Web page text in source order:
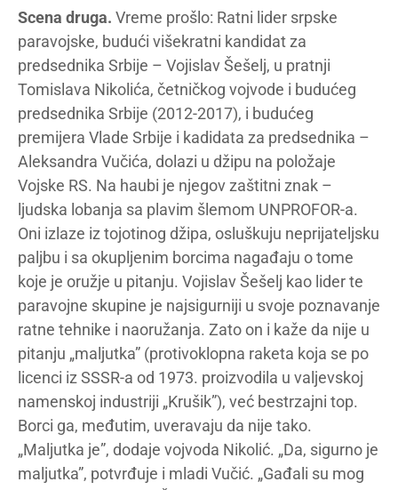
Scena druga. Vreme prošlo: Ratni lider srpske
paravojske, budući višekratni kandidat za
predsednika Srbije – Vojislav Šešelj, u pratnji
Tomislava Nikolića, četničkog vojvode i budućeg
predsednika Srbije (2012-2017), i budućeg
premijera Vlade Srbije i kadidata za predsednika –
Aleksandra Vučića, dolazi u džipu na položaje
Vojske RS. Na haubi je njegov zaštitni znak –
ljudska lobanja sa plavim šlemom UNPROFOR-a.
Oni izlaze iz tojotinog džipa, osluškuju neprijateljsku
paljbu i sa okupljenim borcima nagađaju o tome
koje je oružje u pitanju. Vojislav Šešelj kao lider te
paravojne skupine je najsigurniji u svoje poznavanje
ratne tehnike i naoružanja. Zato on i kaže da nije u
pitanju „maljutka” (protivoklopna raketa koja se po
licenci iz SSSR-a od 1973. proizvodila u valjevskoj
namenskoj industriji „Krušik”), već bestrzajni top.
Borci ga, međutim, uveravaju da nije tako.
„Maljutka je”, dodaje vojvoda Nikolić. „Da, sigurno je
maljutka”, potvrđuje i mladi Vučić. „Gađali su mog